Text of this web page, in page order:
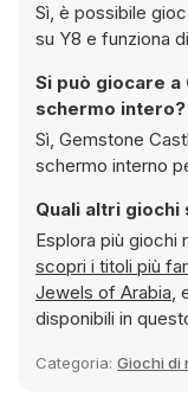
Sì, è possibile
su Y8 e funziona
Si può giocare a
schermo intero?
Sì, Gemstone Castle può essere giocato in
schermo interno
Quali altri
Esplora più giochi
scopri i titoli più
Jewels of Arabia,
disponibili in
Categoria: Giochi di